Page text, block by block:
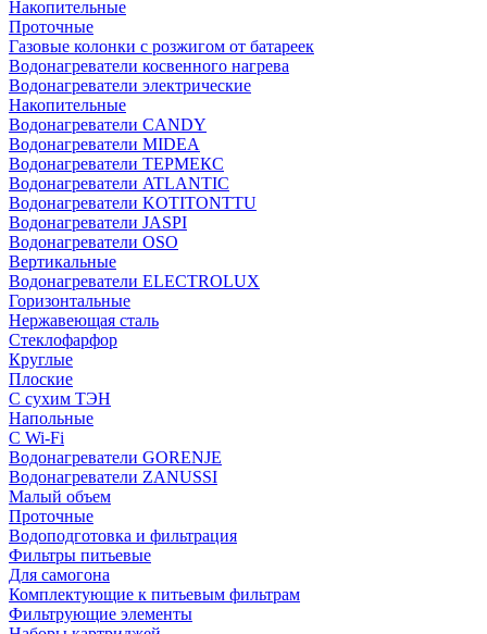
Накопительные
Проточные
Газовые колонки с розжигом от батареек
Водонагреватели косвенного нагрева
Водонагреватели электрические
Накопительные
Водонагреватели CANDY
Водонагреватели MIDEA
Водонагреватели ТЕРМЕКС
Водонагреватели ATLANTIC
Водонагреватели KOTITONTTU
Водонагреватели JASPI
Водонагреватели OSO
Вертикальные
Водонагреватели ELECTROLUX
Горизонтальные
Нержавеющая сталь
Стеклофарфор
Круглые
Плоские
С сухим ТЭН
Напольные
С Wi-Fi
Водонагреватели GORENJE
Водонагреватели ZANUSSI
Малый объем
Проточные
Водоподготовка и фильтрация
Фильтры питьевые
Для самогона
Комплектующие к питьевым фильтрам
Фильтрующие элементы